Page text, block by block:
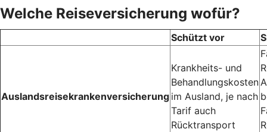
Welche Reiseversicherung wofür?
Schützt vor
Auslandsreisekrankenversicherung
Krankheits- und
Behandlungskosten
im Ausland, je nach
Tarif auch
Rücktransport